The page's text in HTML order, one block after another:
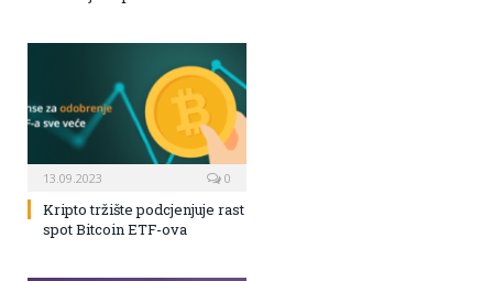
13.09.2023 0
Kripto tržište podcjenjuje rast
spot Bitcoin ETF-ova